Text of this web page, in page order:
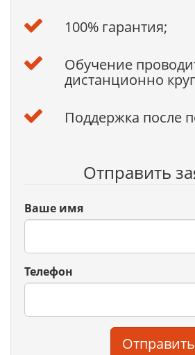
100% гарантия;
Обучение
дистанционно
Поддержка после
Отправить
Ваше имя
Телефон
Отправить